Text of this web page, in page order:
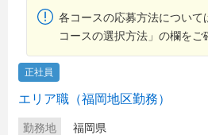
各コースの応募方法について
コースの選択方法」の欄をご
正社員
エリア職（福岡地区勤務）
勤務地 福岡県